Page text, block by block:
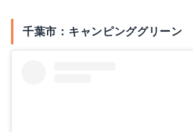
千葉市：キャンピンググリーン